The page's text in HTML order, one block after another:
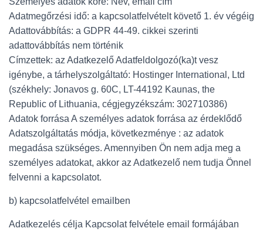
Adatmegőrzési idő: a kapcsolatfelvételt követő 1. év végéig
Adattovábbítás: a GDPR 44-49. cikkei szerinti
adattovábbítás nem történik
Címzettek: az Adatkezelő Adatfeldolgozó(ka)t vesz
igénybe, a tárhelyszolgáltató: Hostinger International, Ltd
(székhely: Jonavos g. 60C, LT-44192 Kaunas, the
Republic of Lithuania, cégjegyzékszám: 302710386)
Adatok forrása A személyes adatok forrása az érdeklődő
Adatszolgáltatás módja, következménye : az adatok
megadása szükséges. Amennyiben Ön nem adja meg a
személyes adatokat, akkor az Adatkezelő nem tudja Önnel
felvenni a kapcsolatot.
b) kapcsolatfelvétel emailben
Adatkezelés célja Kapcsolat felvétele email formájában